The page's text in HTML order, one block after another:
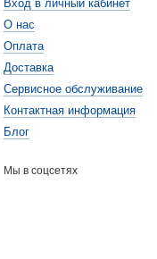
Вход в личный кабинет
О нас
Оплата
Доставка
Cервисное обслуживание
Контактная информация
Блог
Мы в соцсетях